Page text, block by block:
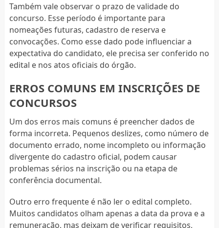
Também vale observar o prazo de validade do
concurso. Esse período é importante para
nomeações futuras, cadastro de reserva e
convocações. Como esse dado pode influenciar a
expectativa do candidato, ele precisa ser conferido no
edital e nos atos oficiais do órgão.
ERROS COMUNS EM INSCRIÇÕES DE
CONCURSOS
Um dos erros mais comuns é preencher dados de
forma incorreta. Pequenos deslizes, como número de
documento errado, nome incompleto ou informação
divergente do cadastro oficial, podem causar
problemas sérios na inscrição ou na etapa de
conferência documental.
Outro erro frequente é não ler o edital completo.
Muitos candidatos olham apenas a data da prova e a
remuneração, mas deixam de verificar requisitos,